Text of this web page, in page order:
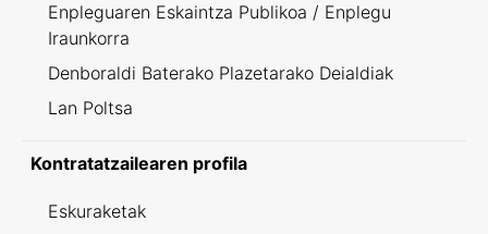
Enpleguaren Eskaintza Publikoa / Enplegu
Iraunkorra
Denboraldi Baterako Plazetarako Deialdiak
Lan Poltsa
Kontratatzailearen profila
Eskuraketak